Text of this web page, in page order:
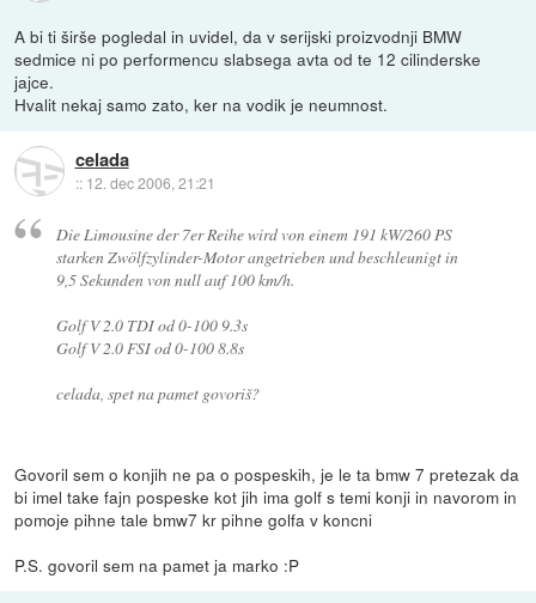
A bi ti širše pogledal in uvidel, da v serijski proizvodnji BMW
sedmice ni po performencu slabsega avta od te 12 cilinderske
jajce.
Hvalit nekaj samo zato, ker na vodik je neumnost.
celada
:: 12. dec 2006, 21:21
Die Limousine der 7er Reihe wird von einem 191 kW/260 PS
starken Zwölfzylinder-Motor angetrieben und beschleunigt in
9,5 Sekunden von null auf 100 km/h.
Golf V 2.0 TDI od 0-100 9.3s
Golf V 2.0 FSI od 0-100 8.8s
celada, spet na pamet govoriš?
Govoril sem o konjih ne pa o pospeskih, je le ta bmw 7 pretezak da
bi imel take fajn pospeske kot jih ima golf s temi konji in navorom in
pomoje pihne tale bmw7 kr pihne golfa v koncni
P.S. govoril sem na pamet ja marko :P